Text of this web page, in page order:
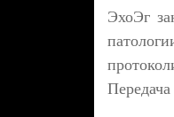
ЭхоЭг